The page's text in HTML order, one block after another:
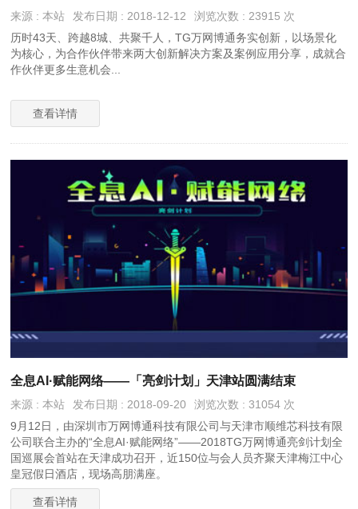
来源 : 本站 发布日期 : 2018-12-12
浏览次数 : 23915 次
历时43天、跨越8城、共聚千人，TG万网博通务实创新，以场景化
为核心，为合作伙伴带来两大创新解决方案及案例应用分享，成就合
作伙伴更多生意机会...
查看详情
全息AI·赋能网络——「亮剑计划」天津站圆满结束
来源 : 本站 发布日期 : 2018-09-20
浏览次数 : 31054 次
9月12日，由深圳市万网博通科技有限公司与天津市顺维芯科技有限
公司联合主办的“全息AI·赋能网络”——2018TG万网博通亮剑计划全
国巡展会首站在天津成功召开，近150位与会人员齐聚天津梅江中心
皇冠假日酒店，现场高朋满座。
查看详情